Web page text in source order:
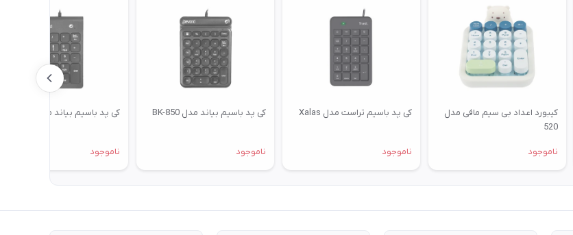
کیبورد اعداد بی‌ سیم مافی مدل
520
ناموجود
کی پد باسیم تراست مدل Xalas
ناموجود
کی پد باسیم بیاند مدل BK-850
ناموجود
کی پد باسیم بیاند مدل BK-750
ناموجود